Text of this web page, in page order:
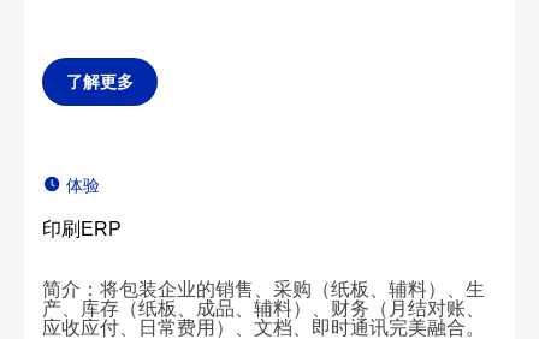
了解更多
体验
印刷ERP
简介：将包装企业的销售、采购（纸板、辅料）、生
产、库存（纸板、成品、辅料）、财务（月结对账、
应收应付、日常费用）、文档、即时通讯完美融合。